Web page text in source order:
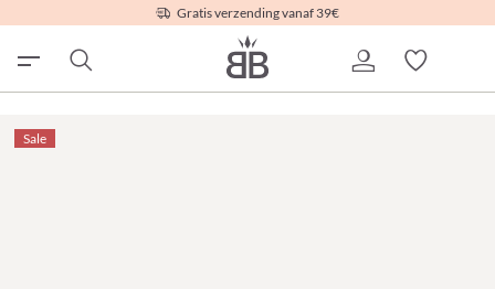
Gratis verzending vanaf 39€
Sale